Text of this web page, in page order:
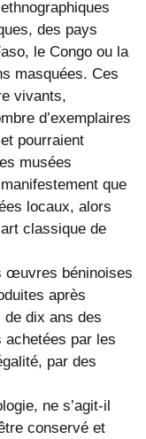
des pays
le Congo ou la
masquées. Ces
vivants,
d’exemplaires
pourraient
musées
que
locaux, alors
classique de
œuvres béninoises
après
de dix ans des
achetées par les
par des
ne s’agit-il
conservé et